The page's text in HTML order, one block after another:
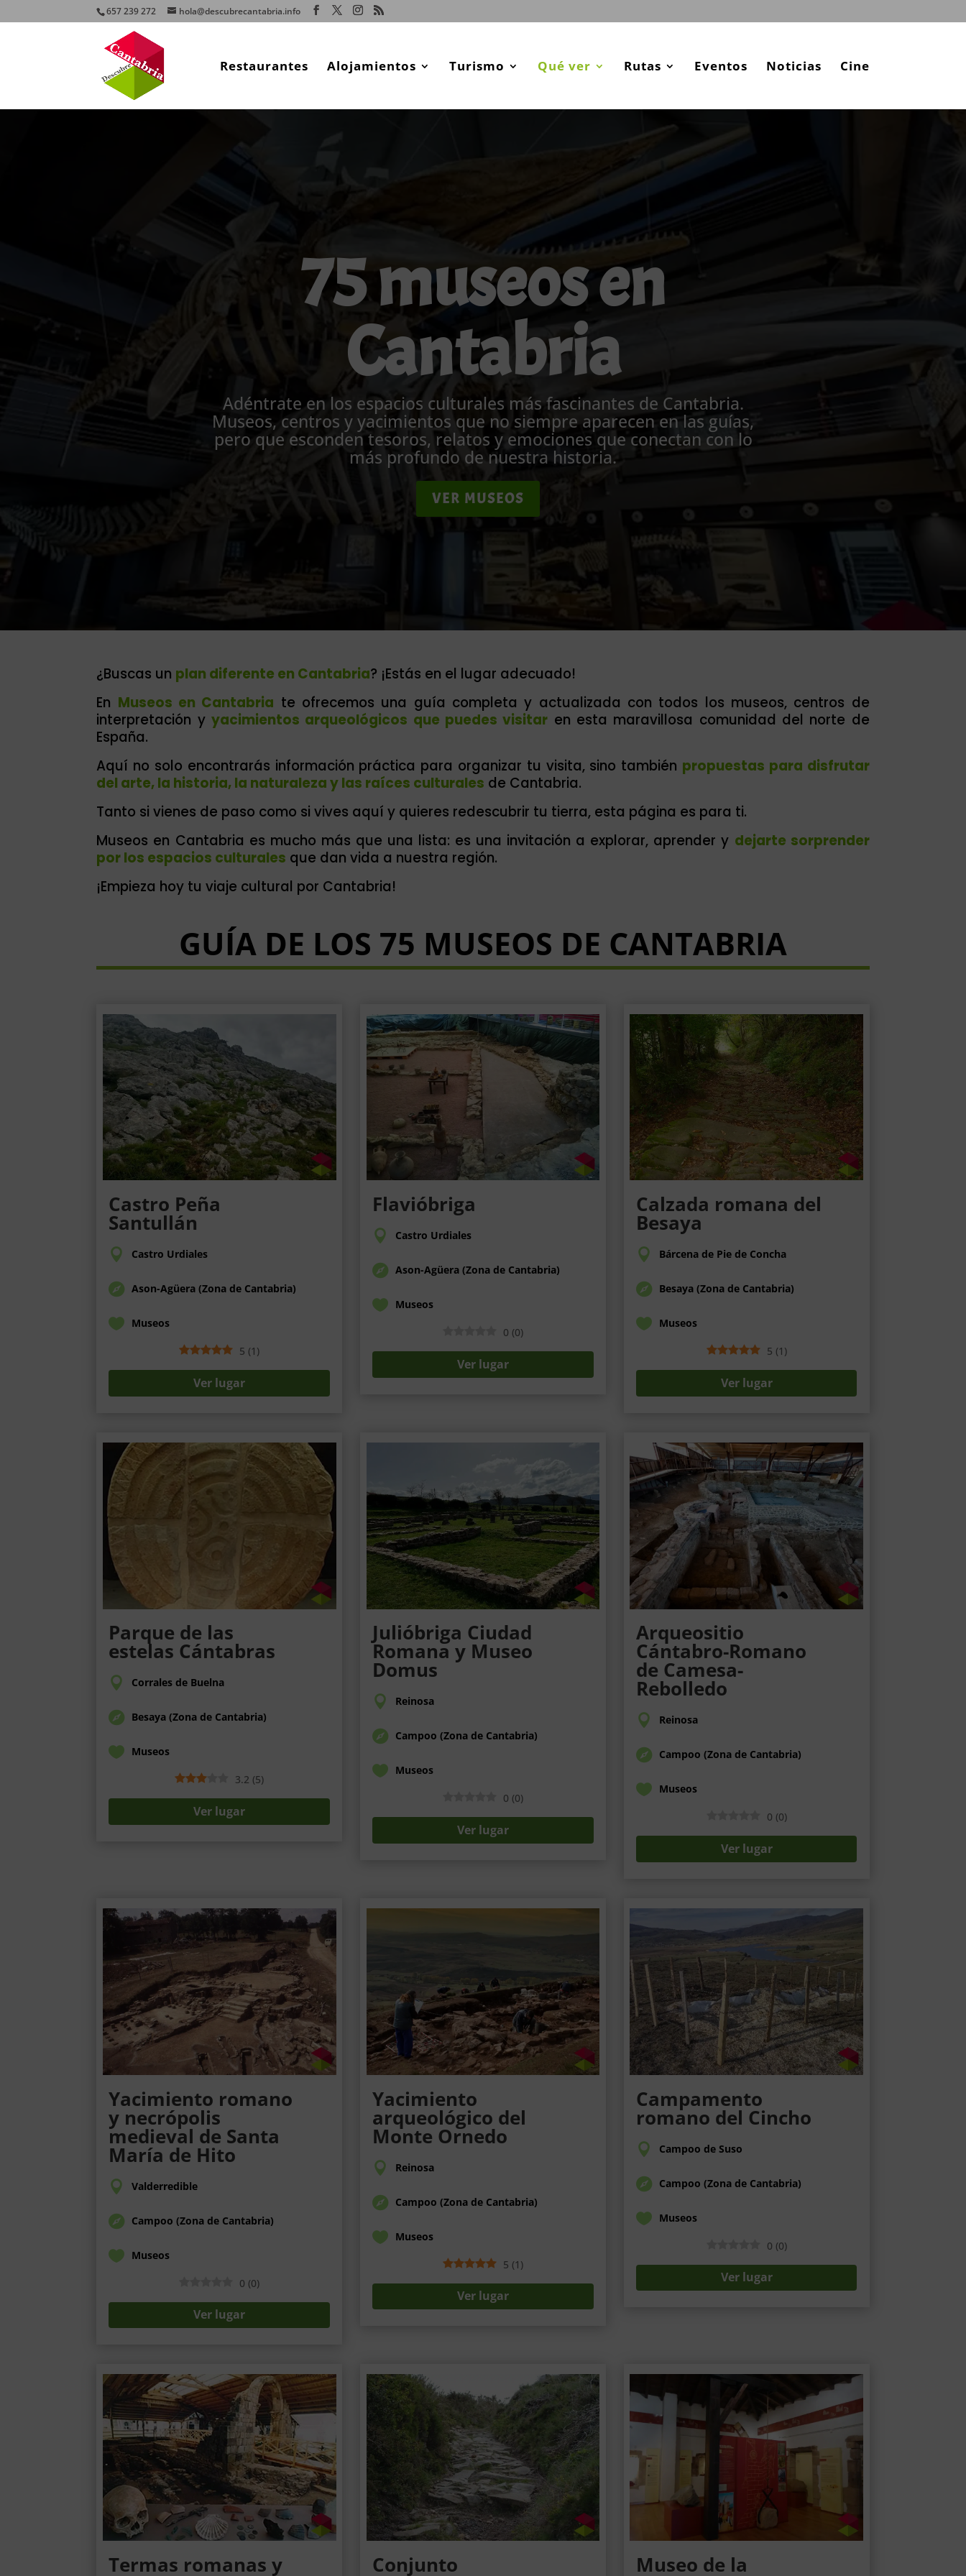
657 239 272 hola@descubrecantabria.info
Restaurantes Alojamientos Turismo Qué ver Rutas Eventos Noticias Cine
75 museos en
Cantabria
Adéntrate en los espacios culturales más fascinantes de Cantabria.
Museos, centros y yacimientos que no siempre aparecen en las guías,
pero que esconden tesoros, relatos y emociones que conectan con lo
más profundo de nuestra historia.
VER MUSEOS
¿Buscas un plan diferente en Cantabria? ¡Estás en el lugar adecuado!
En Museos en Cantabria te ofrecemos una guía completa y actualizada con todos los museos, centros de
interpretación yyacimientos arqueológicos que puedes visitar en esta maravillosa comunidad del norte de
España.
Aquí no solo encontrarás información práctica para organizar tu visita, sino también propuestas para disfrutar
del arte, la historia, la naturaleza y las raíces culturales de Cantabria.
Tanto si vienes de paso como si vives aquí y quieres redescubrir tu tierra, esta página es para ti.
Museos en Cantabria es mucho más que una lista: es una invitación a explorar, aprender y dejarte sorprender
por los espacios culturales que dan vida a nuestra región.
¡Empieza hoy tu viaje cultural por Cantabria!
GUÍA DE LOS 75 MUSEOS DE CANTABRIA
Castro Peña
Santullán
Castro Urdiales
Ason-Agüera (Zona de Cantabria)
Museos
5 (1 )
Ver lugar
Flavióbriga
Castro Urdiales
Ason-Agüera (Zona de Cantabria)
Museos
0 (0)
Ver lugar
Calzada romana del
Besaya
Bárcena de Pie de Concha
Besaya (Zona de Cantabria)
Museos
5 (1 )
Ver lugar
Parque de las
estelas Cántabras
Corrales de Buelna
Besaya (Zona de Cantabria)
Museos
3.2 (5)
Ver lugar
Julióbriga Ciudad
Romana y Museo
Domus
Reinosa
Campoo (Zona de Cantabria)
Museos
0 (0)
Ver lugar
Arqueositio
Cántabro-Romano
de Camesa-
Rebolledo
Reinosa
Campoo (Zona de Cantabria)
Museos
0 (0)
Ver lugar
Yacimiento romano
y necrópolis
medieval de Santa
María de Hito
Valderredible
Campoo (Zona de Cantabria)
Museos
0 (0)
Ver lugar
Yacimiento
arqueológico del
Monte Ornedo
Reinosa
Campoo (Zona de Cantabria)
Museos
5 (1 )
Ver lugar
Campamento
romano del Cincho
Campoo de Suso
Campoo (Zona de Cantabria)
Museos
0 (0)
Ver lugar
Termas romanas y Conjunto Museo de la